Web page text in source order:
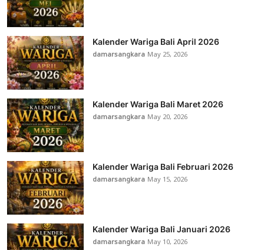
Kalender Wariga Bali April 2026
damarsangkara May 25, 2026
Kalender Wariga Bali Maret 2026
damarsangkara May 20, 2026
Kalender Wariga Bali Februari 2026
damarsangkara May 15, 2026
Kalender Wariga Bali Januari 2026
damarsangkara May 10, 2026